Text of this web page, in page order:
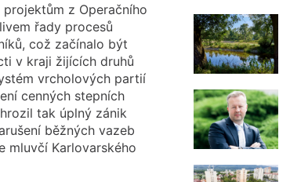
z Operačního
řady procesů
což začínalo být
v kraji žijících druhů
vrcholových partií
cenných stepních
tak úplný zánik
běžných vazeb
mluvčí Karlovarského